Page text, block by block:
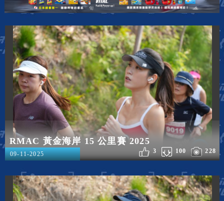
RMAC 黃金海岸 15 公里賽 2025
228
100
3
09-11-2025